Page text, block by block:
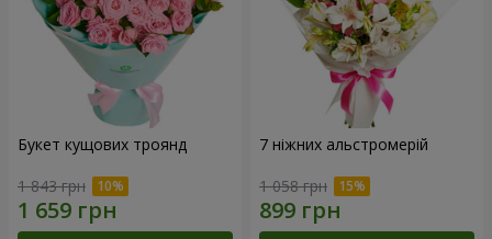
Букет кущових троянд
1 843 грн
7 ніжних альстромерій
1 058 грн